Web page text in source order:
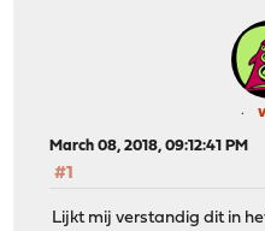
March 08, 2018, 09:12:41 PM
#1
Lijkt mij verstandig dit in